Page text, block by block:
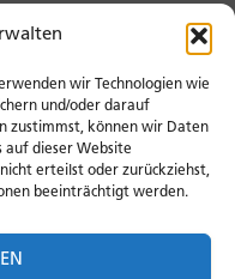
wir Technologien wie
und/oder darauf
zustimmst, können wir Daten
auf dieser Website
erteilst oder zurückziehst,
beeinträchtigt werden.